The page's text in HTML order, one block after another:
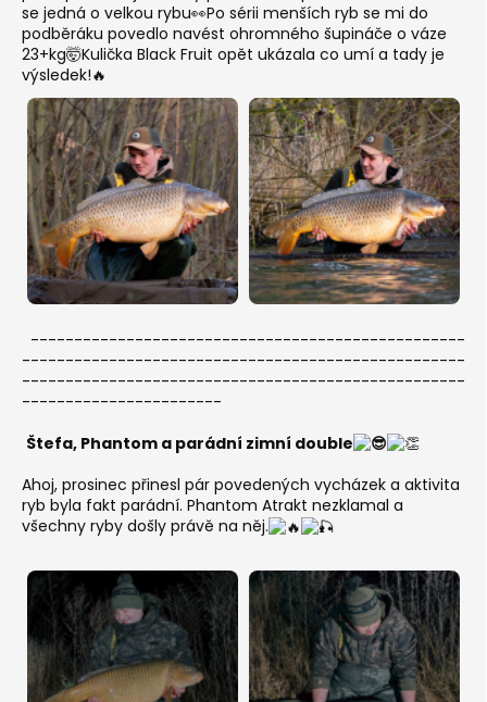
se jedná o velkou rybu👀Po sérii menších ryb se mi do
podběráku povedlo navést ohromného šupináče o váze
23+kg🤯Kulička Black Fruit opět ukázala co umí a tady je
výsledek!🔥
--------------------------------------------------
---------------------------------------------------
---------------------------------------------------
-----------------------
Štefa, Phantom a parádní zimní double
Ahoj, prosinec přinesl pár povedených vycházek a aktivita
ryb byla fakt parádní. Phantom Atrakt nezklamal a
všechny ryby došly právě na něj.